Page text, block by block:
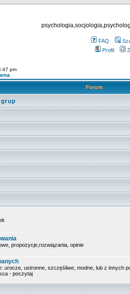
FAQ
Profil
pm
Forum
propozycje,rozwiązania, opinie
urocze, ustronne, szczęśliwe, modne, lub z innych
- poczytaj